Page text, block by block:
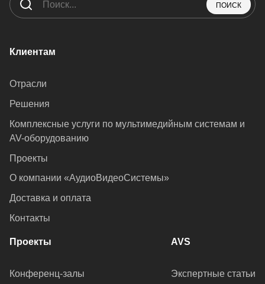
ПОИСК
Клиентам
Отрасли
Решения
Комплексные услуги по мультимедийным системам и
AV-оборудованию
Проекты
О компании «АудиоВидеоСистемы»
Доставка и оплата
Контакты
Проекты
Конференц-залы
AVS
Экспертные статьи